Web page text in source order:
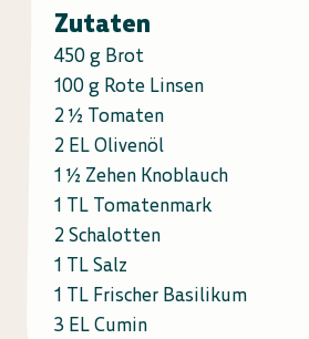
Zutaten
450 g Brot
100 g Rote Linsen
2 ½ Tomaten
2 EL Olivenöl
1 ½ Zehen Knoblauch
1 TL Tomatenmark
2 Schalotten
1 TL Salz
1 TL Frischer Basilikum
3 EL Cumin